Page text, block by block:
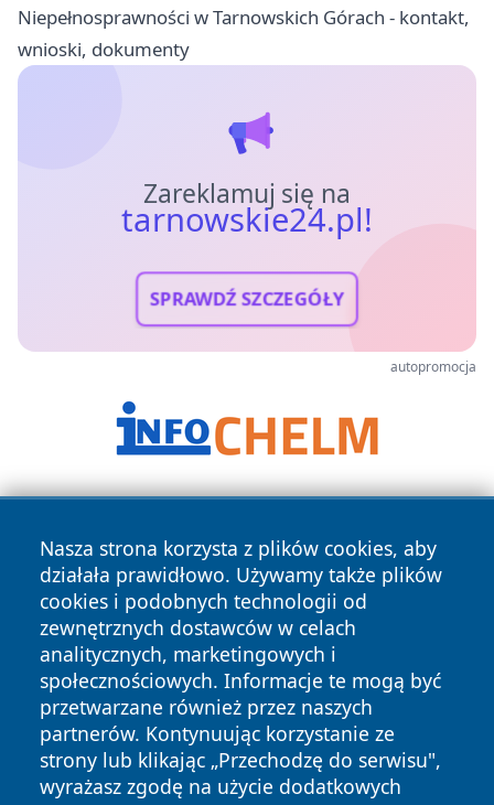
Niepełnosprawności w Tarnowskich Górach - kontakt,
wnioski, dokumenty
Zareklamuj się na
tarnowskie24.pl!
SPRAWDŹ SZCZEGÓŁY
autopromocja
Nasza strona korzysta z plików cookies, aby
działała prawidłowo. Używamy także plików
cookies i podobnych technologii od
zewnętrznych dostawców w celach
analitycznych, marketingowych i
społecznościowych. Informacje te mogą być
przetwarzane również przez naszych
partnerów. Kontynuując korzystanie ze
strony lub klikając „Przechodzę do serwisu",
wyrażasz zgodę na użycie dodatkowych
Copyright © 2026 tarnowskie24.pl Wszystkie prawa
zastrzeżone.
News Autorzy
Polityka
Prywatności
Polityka
Cookies